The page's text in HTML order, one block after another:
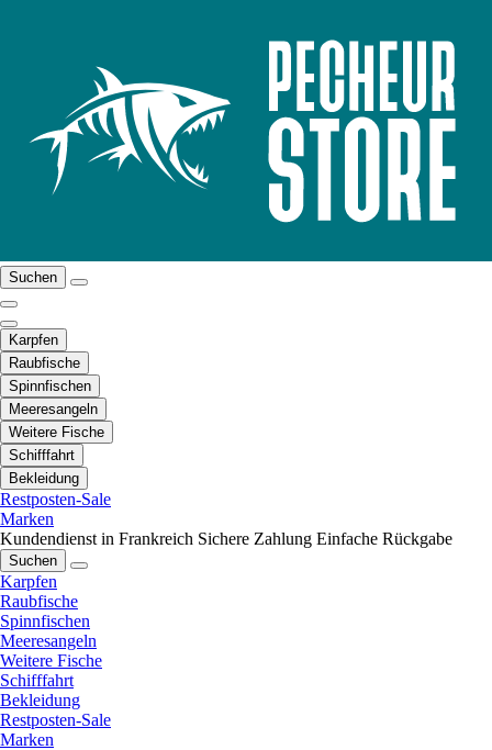
Suchen
Karpfen
Raubfische
Spinnfischen
Meeresangeln
Weitere Fische
Schifffahrt
Bekleidung
Restposten-Sale
Marken
Kundendienst in Frankreich Sichere Zahlung Einfache Rückgabe
Suchen
Karpfen
Raubfische
Spinnfischen
Meeresangeln
Weitere Fische
Schifffahrt
Bekleidung
Restposten-Sale
Marken